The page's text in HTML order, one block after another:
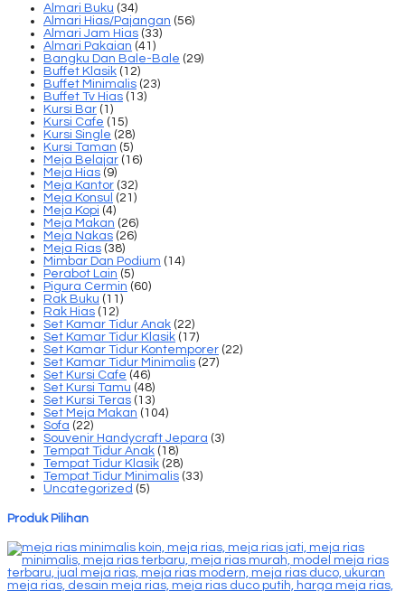
Almari Buku (34)
Almari Hias/Pajangan (56)
Almari Jam Hias (33)
Almari Pakaian (41)
Bangku Dan Bale-Bale (29)
Buffet Klasik (12)
Buffet Minimalis (23)
Buffet Tv Hias (13)
Kursi Bar (1)
Kursi Cafe (15)
Kursi Single (28)
Kursi Taman (5)
Meja Belajar (16)
Meja Hias (9)
Meja Kantor (32)
Meja Konsul (21)
Meja Kopi (4)
Meja Makan (26)
Meja Nakas (26)
Meja Rias (38)
Mimbar Dan Podium (14)
Perabot Lain (5)
Pigura Cermin (60)
Rak Buku (11)
Rak Hias (12)
Set Kamar Tidur Anak (22)
Set Kamar Tidur Klasik (17)
Set Kamar Tidur Kontemporer (22)
Set Kamar Tidur Minimalis (27)
Set Kursi Cafe (46)
Set Kursi Tamu (48)
Set Kursi Teras (13)
Set Meja Makan (104)
Sofa (22)
Souvenir Handycraft Jepara (3)
Tempat Tidur Anak (18)
Tempat Tidur Klasik (28)
Tempat Tidur Minimalis (33)
Uncategorized (5)
Produk Pilihan